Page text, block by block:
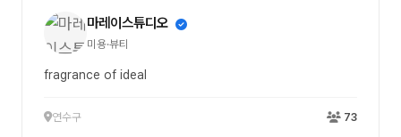
마레이스튜디오
미용·뷰티
fragrance of ideal
연수구 73